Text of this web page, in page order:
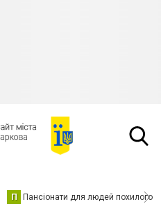
П Пансіонати для людей похилого